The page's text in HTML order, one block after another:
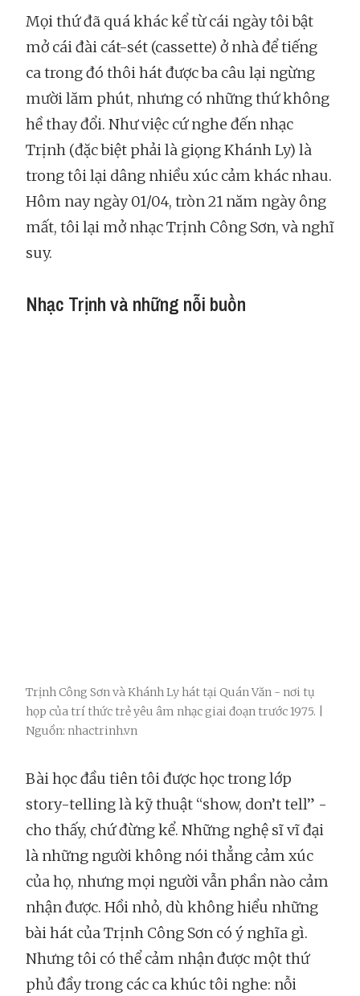
Mọi thứ đã quá khác kể từ cái ngày tôi bật
mở cái đài cát-sét (cassette) ở nhà để tiếng
ca trong đó thôi hát được ba câu lại ngừng
mười lăm phút, nhưng có những thứ không
hề thay đổi. Như việc cứ nghe đến nhạc
Trịnh (đặc biệt phải là giọng Khánh Ly) là
trong tôi lại dâng nhiều xúc cảm khác nhau.
Hôm nay ngày 01/04, tròn 21 năm ngày ông
mất, tôi lại mở nhạc Trịnh Công Sơn, và nghĩ
suy.
Nhạc Trịnh và những nỗi buồn
Trịnh Công Sơn và Khánh Ly hát tại Quán Văn - nơi tụ
họp của trí thức trẻ yêu âm nhạc giai đoạn trước 1975. |
Nguồn: nhactrinh.vn
Bài học đầu tiên tôi được học trong lớp
story-telling là kỹ thuật “show, don’t tell” -
cho thấy, chứ đừng kể. Những nghệ sĩ vĩ đại
là những người không nói thẳng cảm xúc
của họ, nhưng mọi người vẫn phần nào cảm
nhận được. Hồi nhỏ, dù không hiểu những
bài hát của Trịnh Công Sơn có ý nghĩa gì.
Nhưng tôi có thể cảm nhận được một thứ
phủ đầy trong các ca khúc tôi nghe: nỗi